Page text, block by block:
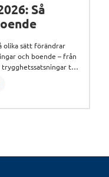
Så
olika sätt förändrar
och boende – från
trygghetssatsningar till